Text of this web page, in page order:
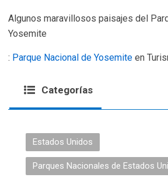
Algunos maravillosos paisajes del
Yosemite
: Parque Nacional de Yosemite en
Categorías
Estados Unidos
Parques Nacionales de Estados